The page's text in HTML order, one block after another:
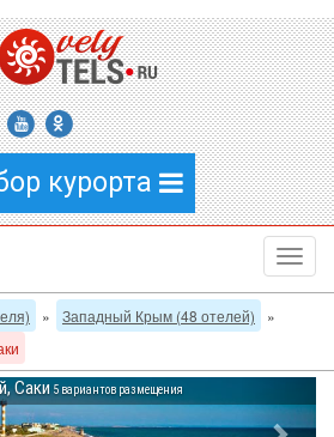
курорта
» Западный Крым (48 отелей)
»
Саки 5 вариантов размещения